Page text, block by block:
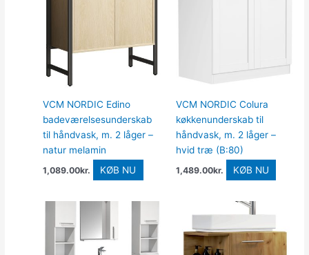
VCM NORDIC Edino
badeværelsesunderskab
til håndvask, m. 2 låger –
natur melamin
1,089.00kr. KØB NU
VCM NORDIC Colura
køkkenunderskab til
håndvask, m. 2 låger –
hvid træ (B:80)
1,489.00kr. KØB NU